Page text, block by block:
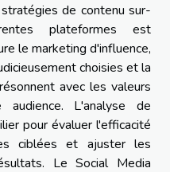
de contenu sur-
plateformes est
le marketing d'influence,
choisies et la
avec les valeurs
L'analyse de
pour évaluer l'efficacité
ciblées et ajuster les
Le Social Media